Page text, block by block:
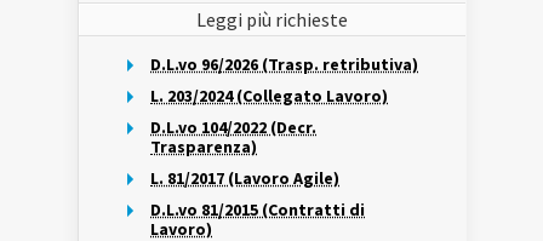
Leggi più richieste
D.L.vo 96/2026 (Trasp. retributiva)
L. 203/2024 (Collegato Lavoro)
D.L.vo 104/2022 (Decr.
Trasparenza)
L. 81/2017 (Lavoro Agile)
D.L.vo 81/2015 (Contratti di
Lavoro)